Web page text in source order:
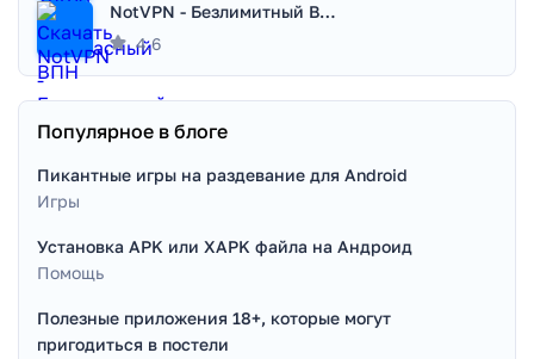
NotVPN - Безлимитный ВПН | VPN
4.6
Популярное в блоге
Пикантные игры на раздевание для Android
Игры
Установка APK или XAPK файла на Андроид
Помощь
Полезные приложения 18+, которые могут
пригодиться в постели